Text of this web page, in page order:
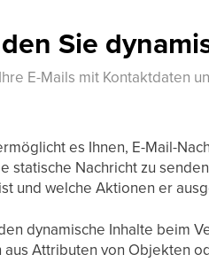
Sie
E-Mails mit Kontaktdaten
es Ihnen, E-Mail-
statische Nachricht zu
und welche Aktionen er
dynamische Inhalte beim
Attributen von Objekten